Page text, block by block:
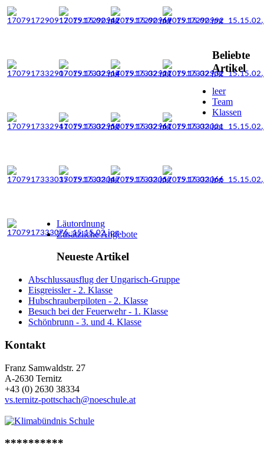
Beliebte
Artikel
leer
Team
Klassen
Läutordnung
Zusätzliche Angebote
Neueste Artikel
Abschlussausflug der Ungarisch-Gruppe
Eisgreissler - 2. Klasse
Hubschrauberpiloten - 2. Klasse
Besuch bei der Feuerwehr - 1. Klasse
Schönbrunn - 3. und 4. Klasse
Kontakt
Franz Samwaldstr. 27
A-2630 Ternitz
+43 (0) 2630 38334
vs.ternitz-pottschach@noeschule.at
**********